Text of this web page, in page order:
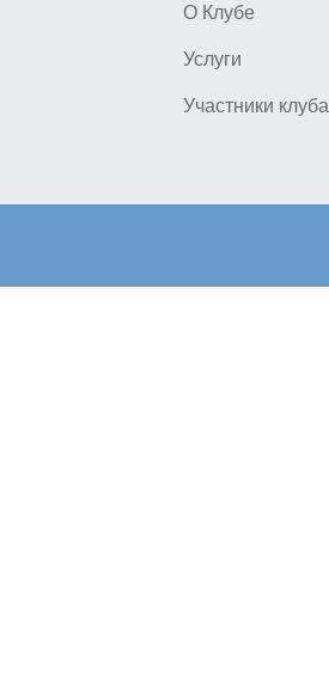
О Клубе
Услуги
Участники клуба